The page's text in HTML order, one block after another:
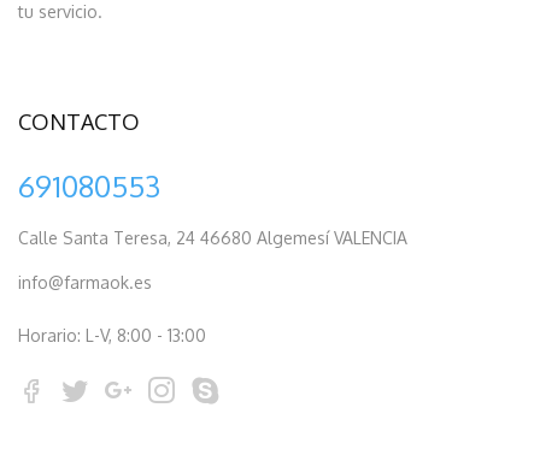
tu servicio.
CONTACTO
691080553
Calle Santa Teresa, 24 46680 Algemesí VALENCIA
info@farmaok.es
Horario: L-V, 8:00 - 13:00